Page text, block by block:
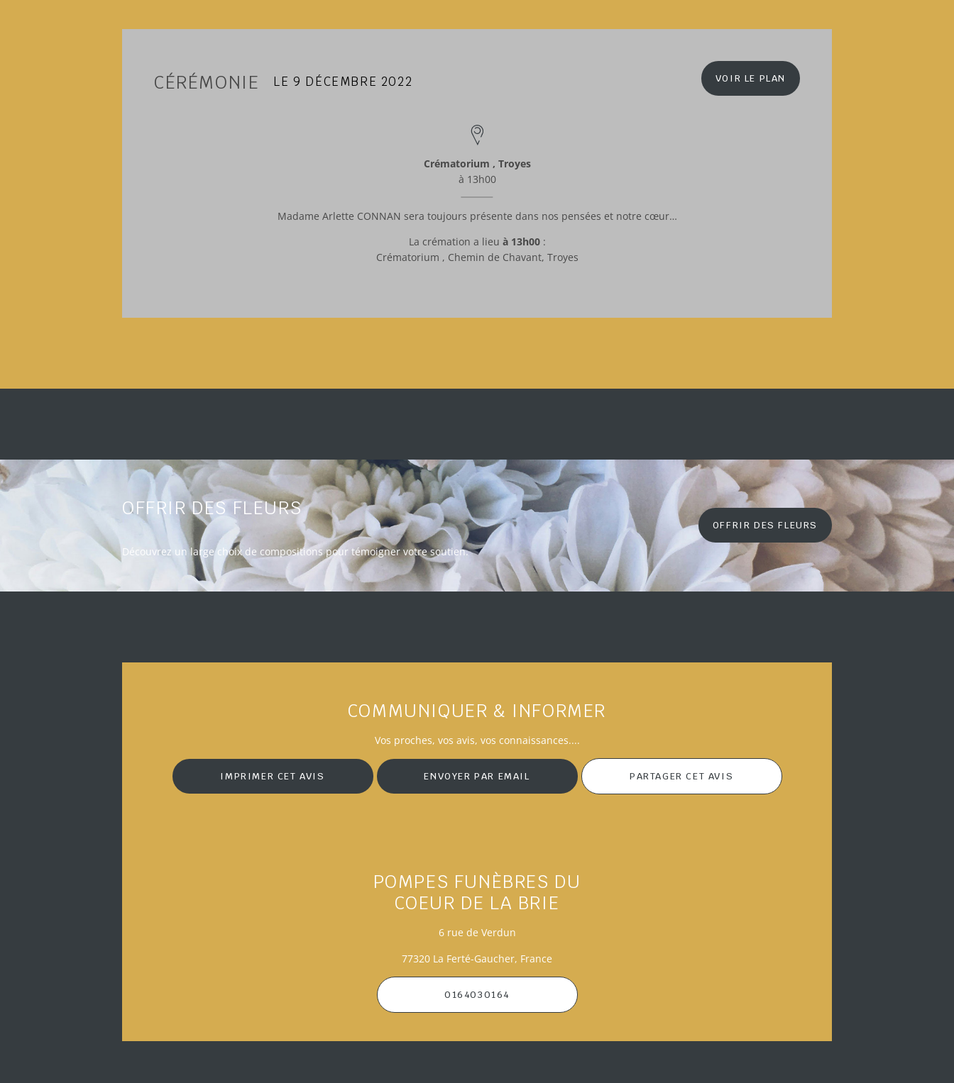
CÉRÉMONIE LE 9 DÉCEMBRE 2022 VOIR LE PLAN
Crématorium , Troyes
à 13h00
Madame Arlette CONNAN sera toujours présente dans nos pensées et notre cœur…
La crémation a lieu à 13h00:
Crématorium , Chemin de Chavant, Troyes
OFFRIR DES FLEURS
Découvrez un large choix de compositions pour témoigner votre soutien.
OFFRIR DES FLEURS
COMMUNIQUER & INFORMER
Vos proches, vos avis, vos connaissances....
IMPRIMER CET AVIS ENVOYER PAR EMAIL PARTAGER CET AVIS
POMPES FUNÈBRES DU
COEUR DE LA BRIE
6 rue de Verdun
77320 La Ferté-Gaucher, France
0164030164